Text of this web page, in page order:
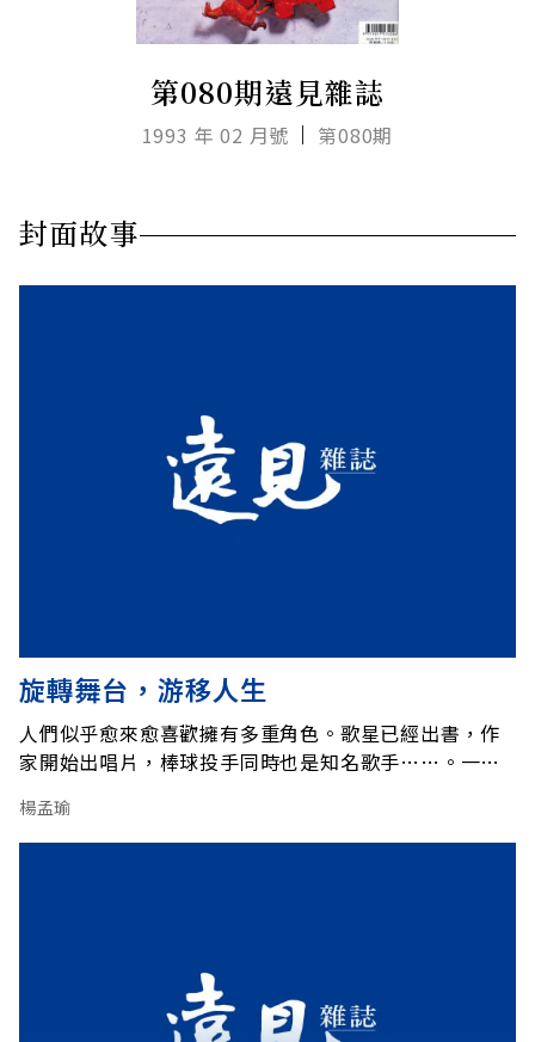
第080期遠見雜誌
1993 年 02 月號 第080期
封面故事
旋轉舞台，游移人生
人們似乎愈來愈喜歡擁有多重角色。歌星已經出書，作
家開始出唱片，棒球投手同時也是知名歌手……。一場
是名嘴、名歌星、名作家、名節目主持人。」一個人的
身分，已不是三言兩語道得盡。公眾人物如此，尋常人
楊孟瑜